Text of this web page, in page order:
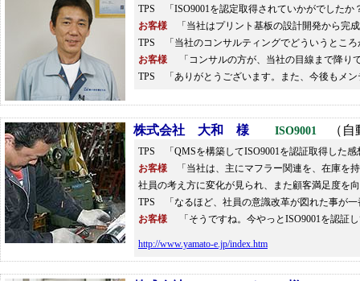
TPS 「ISO9001を認定取得されていかがでしたか
お客様 「当社はプリント基板の設計開発から完
TPS 「当社のコンサルティングでどういうところ
お客様
「コンサルの方が、当社の目線まで降り
TPS 「ありがとうございます。また、今後もメ
株式会社 大和 様 ISO9001 （自
TPS 「QMSを構築してISO9001を認証取得した
お客様 「当社は、主にマフラー関連を、在庫を
社員の考え方に変化が見られ、また顧客満足度を
TPS 「なるほど、社員の意識改革が図れた事が
お客様
「そうですね。今やっとISO9001を認証
http://www.yamato-e.jp/index.htm